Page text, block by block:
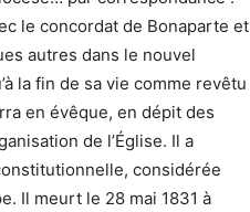
le concordat de Bonaparte et
autres dans le nouvel
la fin de sa vie comme revêtu
en évêque, en dépit des
de l’Église. Il a
considérée
Il meurt le 28 mai 1831 à